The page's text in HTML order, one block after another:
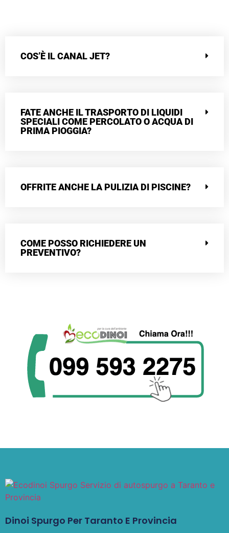
COS’È IL CANAL JET?
FATE ANCHE IL TRASPORTO DI LIQUIDI
SPECIALI COME PERCOLATO O ACQUA DI
PRIMA PIOGGIA?
OFFRITE ANCHE LA PULIZIA DI PISCINE?
COME POSSO RICHIEDERE UN
PREVENTIVO?
Dinoi Spurgo Per Taranto E Provincia